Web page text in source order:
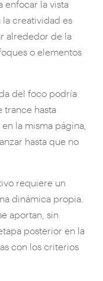
enfocar la vista
la creatividad es
alrededor de la
o elementos
del foco podría
trance hasta
la misma página,
hasta que no
requiere un
dinámica propia.
aportan, sin
posterior en la
con los criterios